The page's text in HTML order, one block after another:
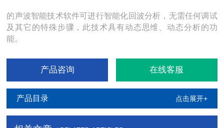
的声波智能技术软件可进行智能化回波分析，无需任何调试
及其它的特殊步骤，此技术具有动态思维、动态分析的功
能。
产品咨询 在线客服
产品目录 点击展开+